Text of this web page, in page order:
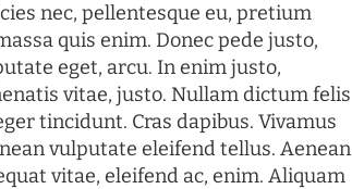
nec, pellentesque eu, pretium
quis enim. Donec pede justo,
eget, arcu. In enim justo,
vitae, justo. Nullam dictum felis
tincidunt. Cras dapibus. Vivamus
vulputate eleifend tellus. Aenean
vitae, eleifend ac, enim. Aliquam